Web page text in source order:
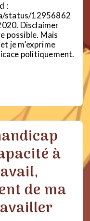
:
status/12956862
Disclaimer
possible. Mais
je m’exprime
politiquement.
à
de ma